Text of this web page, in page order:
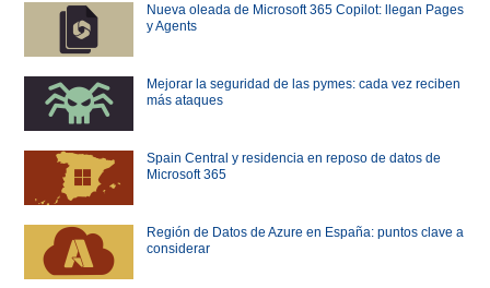
Nueva oleada de Microsoft 365 Copilot: llegan Pages
y Agents
Mejorar la seguridad de las pymes: cada vez reciben
más ataques
Spain Central y residencia en reposo de datos de
Microsoft 365
Región de Datos de Azure en España: puntos clave a
considerar